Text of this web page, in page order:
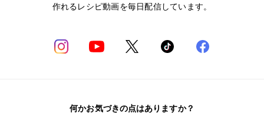
作れるレシピ動画を毎日配信しています。
何かお気づきの点はありますか？